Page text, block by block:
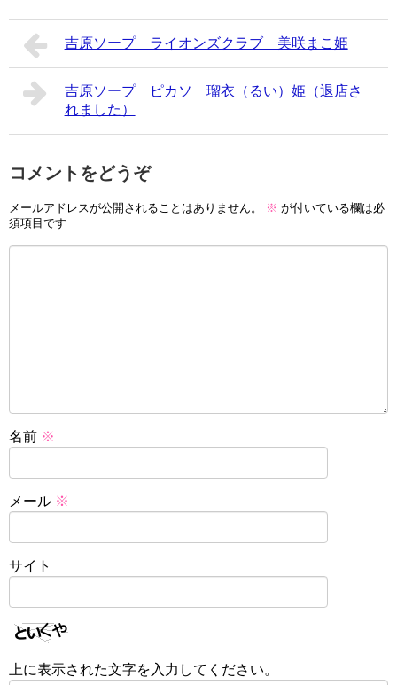
吉原ソープ ライオンズクラブ 美咲まこ姫
吉原ソープ ピカソ 瑠衣（るい）姫（退店さ
れました）
コメントをどうぞ
メールアドレスが公開されることはありません。 ※ が付いている欄は必
須項目です
名前 ※
メール ※
サイト
上に表示された文字を入力してください。